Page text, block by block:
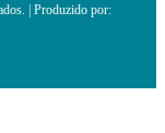
| Produzido por: